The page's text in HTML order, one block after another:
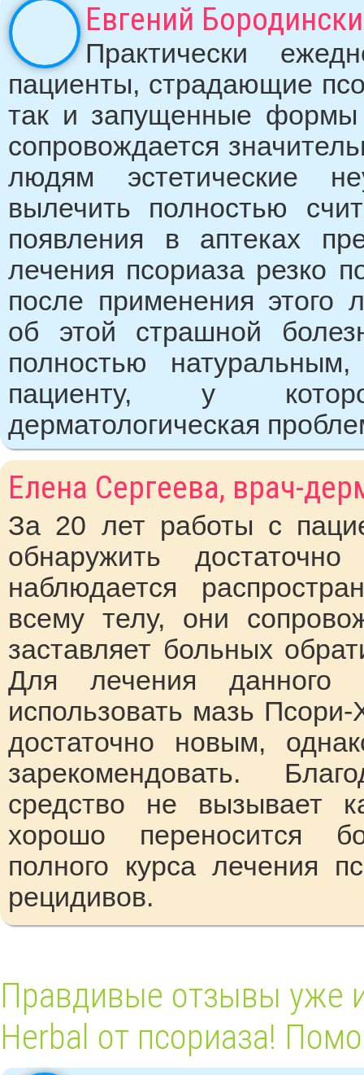
Евгений
Практически
пациенты, страдающие
так и запущенные формы
сопровождается
людям эстетические
вылечить полностью
появления в аптеках
лечения псориаза резко
после применения этого
об этой страшной
полностью
пациенту, у
дерматологическая
Елена Сергеева, врач-
За 20 лет работы с
обнаружить
наблюдается
всему телу, они
заставляет больных
Для лечения данного
использовать мазь
достаточно новым,
зарекомендовать.
средство не вызывает
хорошо переносится
полного курса лечения
рецидивов.
Правдивые отзывы уже
Herbal от псориаза!